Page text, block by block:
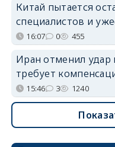
Китай пытается
специалистов и
16:07 0 455
Иран отменил удар
требует
15:46 3 1240